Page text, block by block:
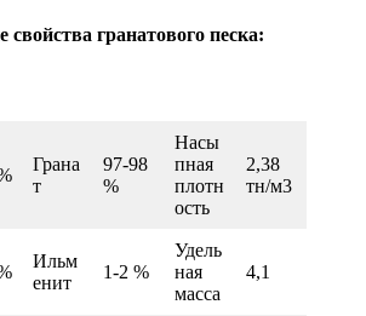
гранатового песка:
Грана
т
97-98
%
Насы
пная
плотн
ость
2,38
тн/м3
Ильм
енит
1-2 %
Удель
ная
масса
4,1